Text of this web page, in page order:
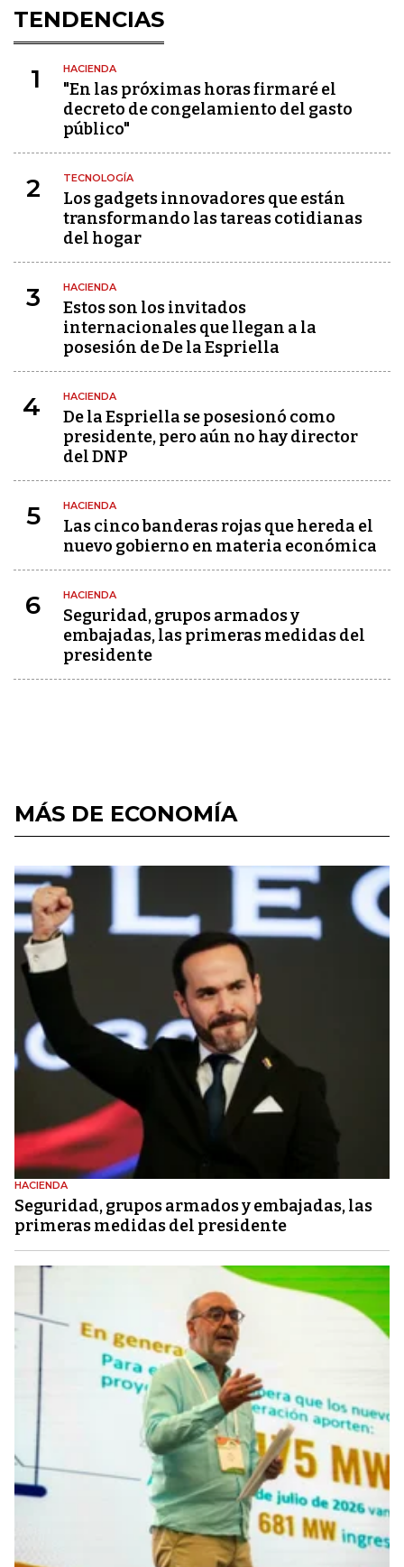
TENDENCIAS
1 HACIENDA
"En las próximas horas firmaré el
decreto de congelamiento del gasto
público"
2 TECNOLOGÍA
Los gadgets innovadores que están
transformando las tareas cotidianas
del hogar
3 HACIENDA
Estos son los invitados
internacionales que llegan a la
posesión de De la Espriella
4 HACIENDA
De la Espriella se posesionó como
presidente, pero aún no hay director
del DNP
5 HACIENDA
Las cinco banderas rojas que hereda el
nuevo gobierno en materia económica
6 HACIENDA
Seguridad, grupos armados y
embajadas, las primeras medidas del
presidente
MÁS DE ECONOMÍA
HACIENDA
Seguridad, grupos armados y embajadas, las
primeras medidas del presidente